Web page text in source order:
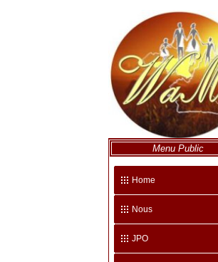
Menu Public
Home
Nous
JPO